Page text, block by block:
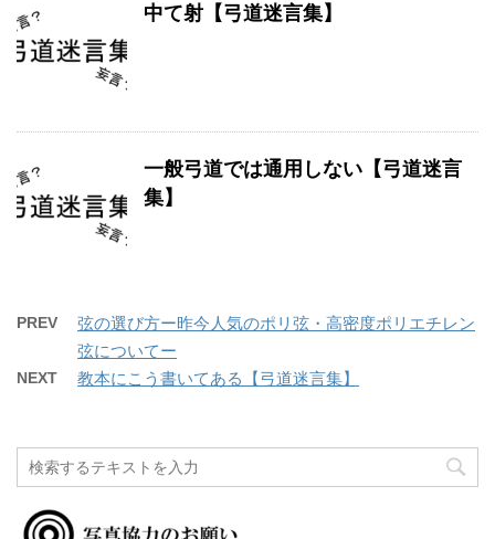
中て射【弓道迷言集】
一般弓道では通用しない【弓道迷言
集】
PREV
弦の選び方ー昨今人気のポリ弦・高密度ポリエチレン
弦についてー
NEXT 教本にこう書いてある【弓道迷言集】